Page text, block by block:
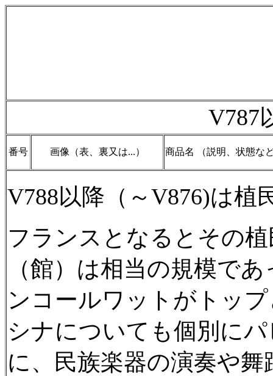
番号 画像（表、裏又は...） 商品名 （説明、状態な
V788以降（～V876)は植
フランスとなるとその
（館）は相当の規模で
ンコールワットがトッ
シナについても個別に
に、民族楽器の演奏や